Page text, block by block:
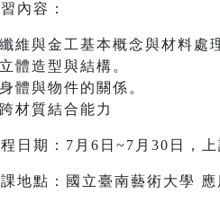
內容：
維與金工基本概念與材料處
體造型與結構。
體與物件的關係。
材質結合能力
日期：7月6日~7月30日，
課地點：國立臺南藝術大學